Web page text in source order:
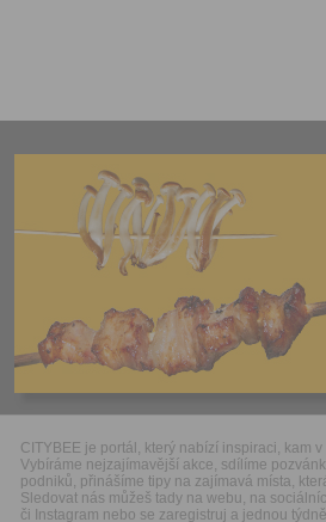
CITYBEE je portál, který nabízí inspiraci, kam v
Vybíráme nejzajímavější akce, sdílíme
podniků, přinášíme tipy na zajímavá místa,
Sledovat nás můžeš tady na webu, na
či Instagram nebo se zaregistruj a jednou